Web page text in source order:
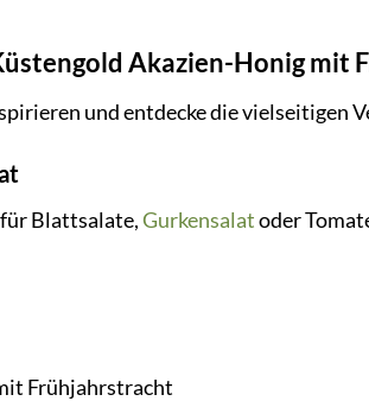
Akazien-Honig mit
und entdecke die vielseitigen
Blattsalate,Gurkensalatoder
Frühjahrstracht